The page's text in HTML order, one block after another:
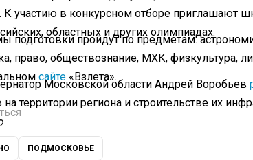
К участию в конкурсном отборе приглашают
областных и других олимпиадах.
подготовки пройдут по предметам:
право, обществознание, МХК, физкультура,
сайте «Взлета».
Московской области Андрей Воробьев
на территории региона и строительстве их
ПОДМОСКОВЬЕ